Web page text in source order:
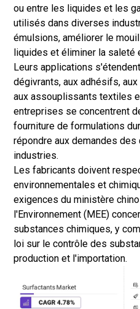
ou entre les liquides et les
utilisés dans diverses
émulsions, améliorer le
liquides et éliminer la saleté
Leurs applications
dégivrants, aux adhésifs,
aux assouplissants textiles
entreprises se concentrent
fourniture de formulations
répondre aux demandes
industries.
Les fabricants doivent
environnementales et
exigences du ministère
l'Environnement (MEE)
substances chimiques, y
loi sur le contrôle des
production et l'importation.